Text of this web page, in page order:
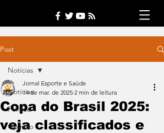
Post
Notícias
Política
Opinião
Notícias
Copa do Brasil 2025:
veja classificados e
Jornal Esporte e Saúde
14 de mar. de 2025 2 min de leitura